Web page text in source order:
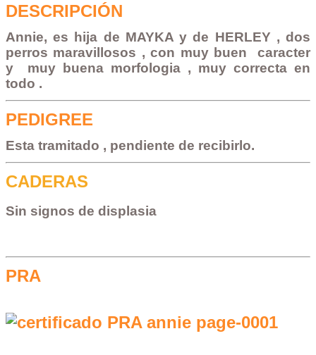
DESCRIPCIÓN
Annie, es hija de MAYKA y de HERLEY , dos
perros maravillosos , con muy buen caracter
y muy buena morfologia , muy correcta en
todo .
PEDIGREE
Esta tramitado , pendiente de recibirlo.
CADERAS
Sin signos de displasia
PRA